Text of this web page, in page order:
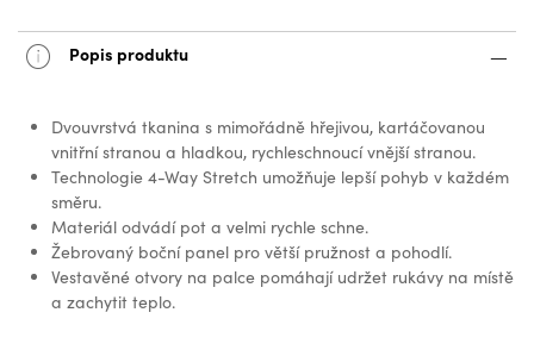
Popis produktu
Dvouvrstvá tkanina s mimořádně hřejivou, kartáčovanou
vnitřní stranou a hladkou, rychleschnoucí vnější stranou.
Technologie 4-Way Stretch umožňuje lepší pohyb v každém
směru.
Materiál odvádí pot a velmi rychle schne.
Žebrovaný boční panel pro větší pružnost a pohodlí.
Vestavěné otvory na palce pomáhají udržet rukávy na místě
a zachytit teplo.